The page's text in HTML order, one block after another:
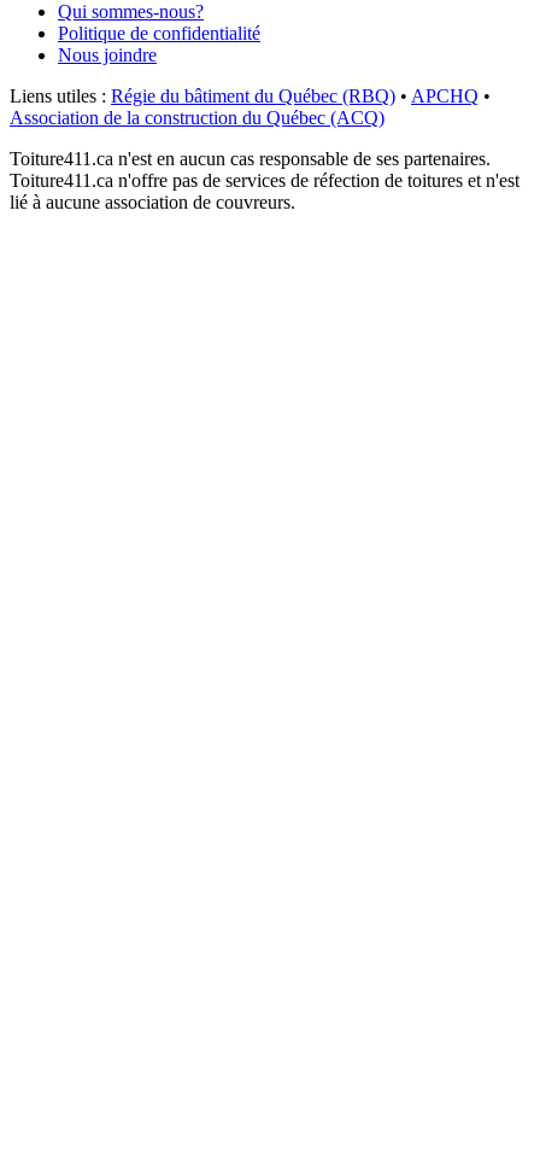
Qui sommes-nous?
Politique de confidentialité
Nous joindre
Liens utiles : Régie du bâtiment du Québec (RBQ) • APCHQ •
Association de la construction du Québec (ACQ)
Toiture411.ca n'est en aucun cas responsable de ses partenaires.
Toiture411.ca n'offre pas de services de réfection de toitures et n'est
lié à aucune association de couvreurs.